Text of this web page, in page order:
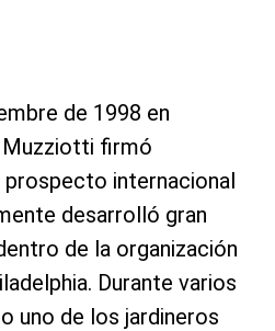
de 1998 en
Muzziotti firmó
internacional
desarrolló gran
de la organización
Durante varios
uno de los jardineros